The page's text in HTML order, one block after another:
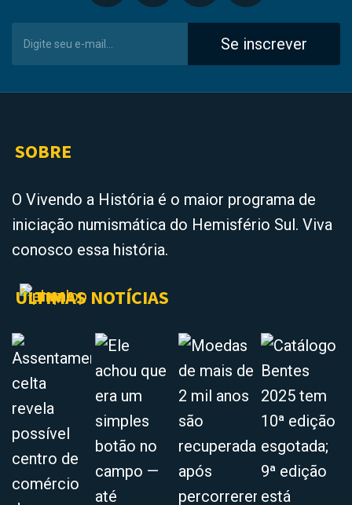
Se inscrever
SOBRE
O Vivendo a História é o maior programa de
iniciação numismática do Hemisfério Sul. Viva
conosco essa história.
ÚLTIMAS NOTÍCIAS